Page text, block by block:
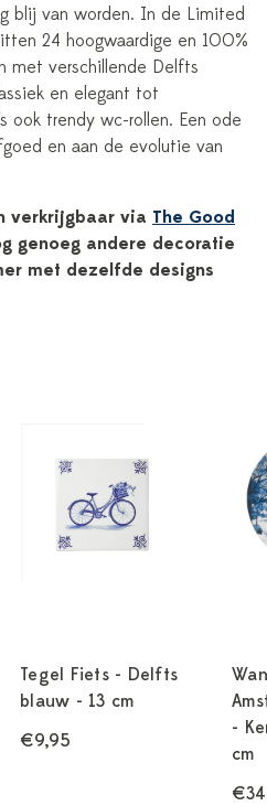
blij van worden. In de Limited
24 hoogwaardige en 100%
met verschillende Delfts
en elegant tot
ook trendy wc-rollen. Een ode
en aan de evolutie van
verkrijgbaar via The Good
genoeg andere decoratie
met dezelfde designs
Tegel Fiets - Delfts
blauw - 13 cm
€9,95
-
cm